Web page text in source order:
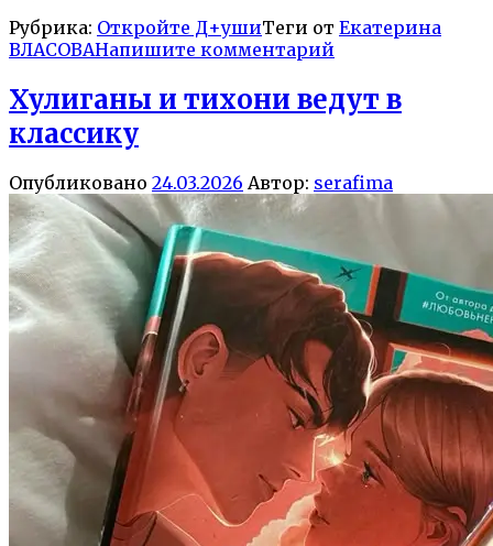
Рубрика: Откройте Д+ушиТеги от Екатерина
ВЛАСОВАНапишите комментарий
Хулиганы и тихони ведут в
классику
Опубликовано 24.03.2026 Автор: serafima